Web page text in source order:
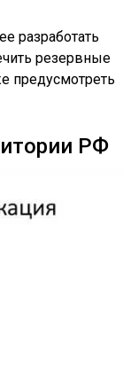
разработать
резервные
предусмотреть
РФ